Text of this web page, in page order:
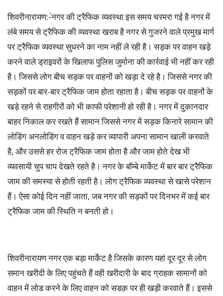
शिवरीनारायण:-ंनगर की ट्रैफिक व्यवस्था इस समय चरमरा गई है नगर में
लंबे समय से ट्रैफिक की व्यवस्था खराब है नगर से गुजरने वाले प्रमुख मार्ग
पर ट्रैफिक व्यवस्था सुधरने का नाम नहीं ले रही है। सड़क पर वाहन खड़े
करने वाले ड्राइवरों के खिलाफ पुलिस जुर्माना की कार्रवाई भी नहीं कर रही
है। जिससे लोग बीच सड़क पर वाहनों को खड़ा दे रहे है। जिससे नगर की
सड़कों पर बार-बार ट्रैफिक जाम होता रहाता है। बीच सड़क पर वाहनों के
खड़े रहने से राहगीरों को भी काफी परेशानी हो रही है। नगर में दुकानदार
बाहर निकाल कर रखते हैं सामान जिससे नगर में सड़क किनारे सामान की
लोडिंग अनलोडिंग व वाहन खड़े कर व्यापारी अपना सामान खाली करवाते
है, और उससे हर रोज ट्रैफिक जाम होता है और जाम होते देख भी
व्यवसायी चुप चाप देखते रहते है। नगर के बॉम्बे मार्केट में बार बार ट्रैफिक
जाम की समस्या से होती रहती है। लोग ट्रैफिक व्यवस्था से खासे परेशान
हैं। ऐसा कोई दिन नहीं जाता, जब नगर की सड़कों पर दिनभर में कई बार
ट्रैफिक जाम की स्थिति न बनती हो।
शिवरीनारायण नगर एक बड़ा मार्केट है जिसके कारण यहां दूर दूर से लोग
समान खरीदी के लिए पहुंचते हैं वही खरीदारी के बाद ग्राहक सामानों को
वाहन में लोड करने के लिए वाहन को सडक़ पर ही खड़ी करवाते हैं। इससे